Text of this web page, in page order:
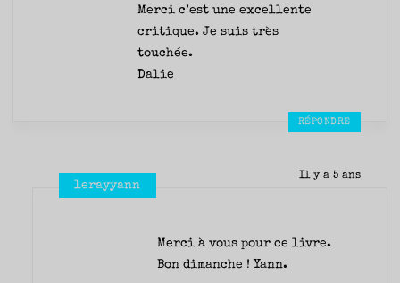
Merci c’est une excellente
critique. Je suis très
touchée.
Dalie
RÉPONDRE
Il y a 5 ans
lerayyann
Merci à vous pour ce livre.
Bon dimanche ! Yann.